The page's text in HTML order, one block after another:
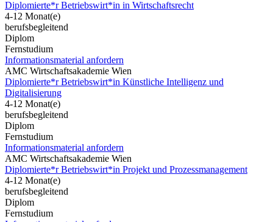
Diplomierte*r Betriebswirt*in in Wirtschaftsrecht
4-12 Monat(e)
berufsbegleitend
Diplom
Fernstudium
Informationsmaterial anfordern
AMC Wirtschaftsakademie Wien
Diplomierte*r Betriebswirt*in Künstliche Intelligenz und
Digitalisierung
4-12 Monat(e)
berufsbegleitend
Diplom
Fernstudium
Informationsmaterial anfordern
AMC Wirtschaftsakademie Wien
Diplomierte*r Betriebswirt*in Projekt und Prozessmanagement
4-12 Monat(e)
berufsbegleitend
Diplom
Fernstudium